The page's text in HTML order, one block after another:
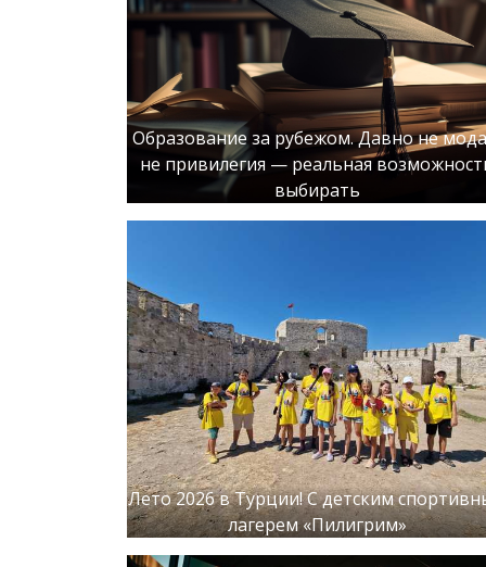
Образование за рубежом. Давно не
не привилегия — реальная
выбирать
Лето 2026 в Турции! С детским
лагерем «Пилигрим»